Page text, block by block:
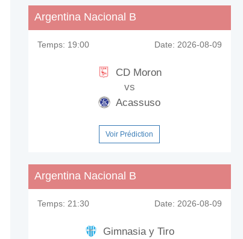
Argentina Nacional B
Temps: 19:00 Date: 2026-08-09
CD Moron
vs
Acassuso
Voir Prédiction
Argentina Nacional B
Temps: 21:30 Date: 2026-08-09
Gimnasia y Tiro